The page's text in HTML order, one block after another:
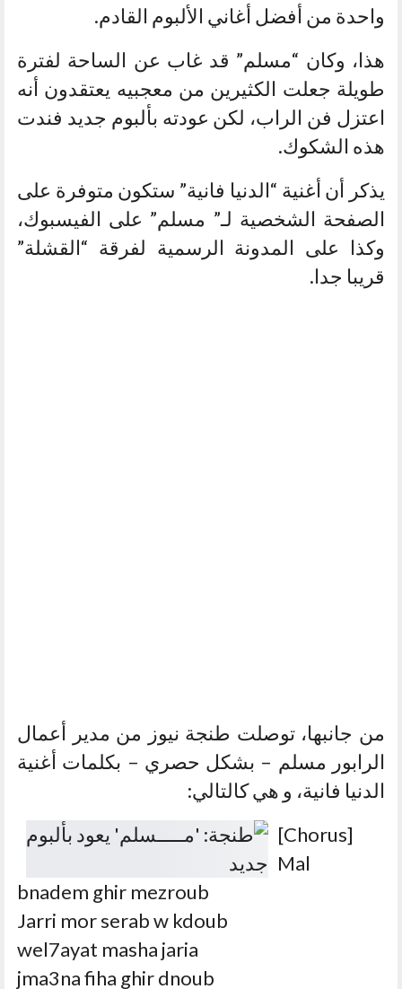
واحدة من أفضل أغاني الألبوم القادم.
هذا، وكان “مسلم” قد غاب عن الساحة لفترة
طويلة جعلت الكثيرين من معجبيه يعتقدون أنه
اعتزل فن الراب، لكن عودته بألبوم جديد فندت
هذه الشكوك.
يذكر أن أغنية “الدنيا فانية” ستكون متوفرة على
الصفحة الشخصية لـ” مسلم” على الفيسبوك،
وكذا على المدونة الرسمية لفرقة “القشلة”
قريبا جدا.
من جانبها، توصلت طنجة نيوز من مدير أعمال
الرابور مسلم – بشكل حصري – بكلمات أغنية
الدنيا فانية، و هي كالتالي:
[Chorus]
Mal
bnadem ghir mezroub
Jarri mor serab w kdoub
wel7ayat masha jaria
jma3na fiha ghir dnoub